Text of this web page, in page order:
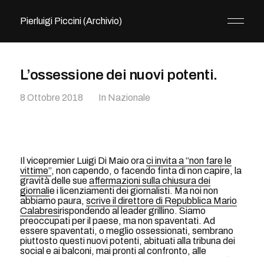
Pierluigi Piccini (Archivio)
L’ossessione dei nuovi potenti.
8 Ottobre 2018 In Nazionale
Il vicepremier Luigi Di Maio oraci invita a “non fare le
vittime”, non capendo, o facendo finta di non capire, la
gravità delle sueaffermazioni sulla chiusura dei
giornalie i licenziamenti dei giornalisti. Ma noi non
abbiamo paura, scrive il direttore di Repubblica Mario
Calabresirispondendo al leader grillino. Siamo
preoccupati per il paese, ma non spaventati. Ad
essere spaventati, o meglio ossessionati, sembrano
piuttosto questi nuovi potenti, abituati alla tribuna dei
social e ai balconi, mai pronti al confronto, alle